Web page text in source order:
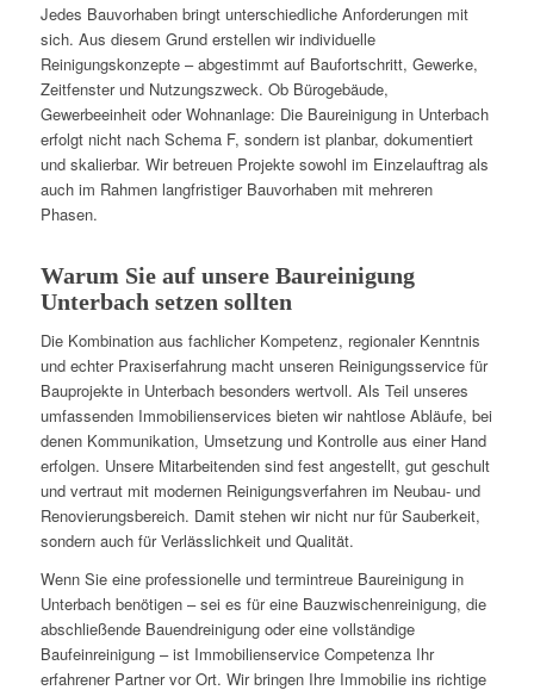
Jedes Bauvorhaben bringt unterschiedliche Anforderungen mit
sich. Aus diesem Grund erstellen wir individuelle
Reinigungskonzepte – abgestimmt auf Baufortschritt, Gewerke,
Zeitfenster und Nutzungszweck. Ob Bürogebäude,
Gewerbeeinheit oder Wohnanlage: Die Baureinigung in Unterbach
erfolgt nicht nach Schema F, sondern ist planbar, dokumentiert
und skalierbar. Wir betreuen Projekte sowohl im Einzelauftrag als
auch im Rahmen langfristiger Bauvorhaben mit mehreren
Phasen.
Warum Sie auf unsere Baureinigung
Unterbach setzen sollten
Die Kombination aus fachlicher Kompetenz, regionaler Kenntnis
und echter Praxiserfahrung macht unseren Reinigungsservice für
Bauprojekte in Unterbach besonders wertvoll. Als Teil unseres
umfassenden Immobilienservices bieten wir nahtlose Abläufe, bei
denen Kommunikation, Umsetzung und Kontrolle aus einer Hand
erfolgen. Unsere Mitarbeitenden sind fest angestellt, gut geschult
und vertraut mit modernen Reinigungsverfahren im Neubau- und
Renovierungsbereich. Damit stehen wir nicht nur für Sauberkeit,
sondern auch für Verlässlichkeit und Qualität.
Wenn Sie eine professionelle und termintreue Baureinigung in
Unterbach benötigen – sei es für eine Bauzwischenreinigung, die
abschließende Bauendreinigung oder eine vollständige
Baufeinreinigung – ist Immobilienservice Competenza Ihr
erfahrener Partner vor Ort. Wir bringen Ihre Immobilie ins richtige